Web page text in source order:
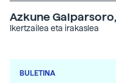
Azkune
Ikertzailea eta irakaslea
BULETINA